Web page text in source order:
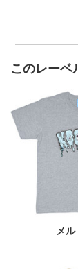
このレーベ
メ